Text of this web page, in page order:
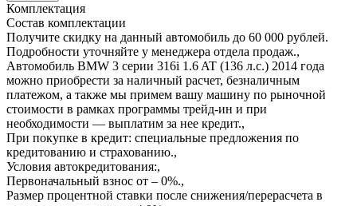
Комплектация
Состав комплектации
Получите скидку на данный автомобиль до 60 000 рублей.
Подробности уточняйте у менеджера отдела продаж.,
Автомобиль BMW 3 серии 316i 1.6 AT (136 л.с.) 2014 года
можно приобрести за наличный расчет, безналичным
платежом, а также мы примем вашу машину по рыночной
стоимости в рамках программы трейд-ин и при
необходимости — выплатим за нее кредит.,
При покупке в кредит: специальные предложения по
кредитованию и страхованию.,
Условия автокредитования:,
Первоначальный взнос от – 0%.,
Размер процентной ставки после снижения/перерасчета в